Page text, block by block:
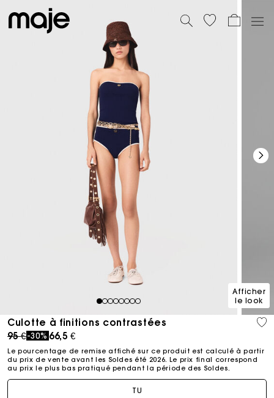
12345678
Afficher
le look
Culotte à finitions contrastées
Price reduced from
95 €to
-30% 66,5 €
Le pourcentage de remise affiché sur ce produit est calculé à partir
du prix de vente avant les Soldes été 2026. Le prix final correspond
au prix le plus bas pratiqué pendant la période des Soldes.​
TU